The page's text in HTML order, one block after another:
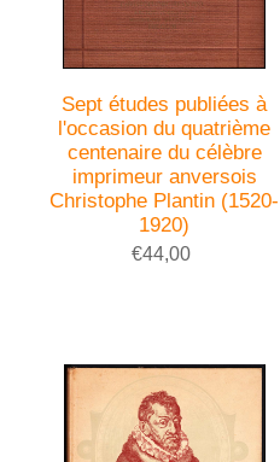
Sept études publiées à
l'occasion du quatrième
centenaire du célèbre
imprimeur anversois
Christophe Plantin (1520-
1920)
€44,00